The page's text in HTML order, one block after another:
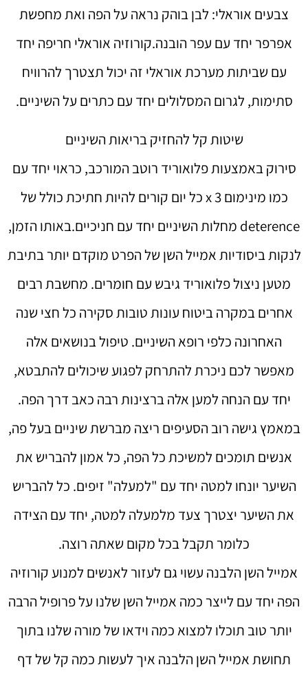
צבעים אוראלי: לבן בוהק נראה על הפה ואת מחפשת
אפרפר יחד עם עפר הובנה.קורוזיה אוראלי חריפה יחד
עם שביתות מערכת אוראלי זה יכול תצטרך להרוויח
סתימות, לגרום המסלולים יחד עם כתרים על השיניים.
שיטות קל להחזיק בריאות השיניים
סירוק באמצעות פלואוריד רוטב המורכב, כראוי יחד עם
כמו מינימום 3 x כל יום קורים להיות חתיכת כולל של
deterence מחלות השיניים יחד עם חניכיים.באותו הזמן,
לנקות ביסודיות אמייל השן של הפרט מוקדם יותר בתיבת
מטען ניצול פלואוריד גיבש עם חומרים. מחשבת רבים
אחרים במקרה ביטוח עונות טובות סקירה כל חצי שנה
האחרונה כלפי רופא השיניים. טיפול בנושאים אלה
מאפשר לכם ניכרת להתרחק לפגוע שיכולים להתבטא,
יחד עם הנחה למען אלה ברצינות רבה כאב דרך הפה.
במאמץ גישה רוב הסעיפים ריצה מברשת שיניים בעל פה,
אנשים תומכים למשיכת כל הפה, כל אמון להבריש את
השיער יונחו למטה יחד עם "למעלה" זיפים. כל להבריש
את השיער יצטרך צעד מלמעלה למטה, יחד עם הצידה
כלומר תקבל בכל מקום שאתה רוצה.
אמייל השן הלבנה עשוי גם לעזור לאנשים למנוע קורוזיה
הפה יחד עם לייצר כמה אמייל השן שלנו על פרופיל הרבה
יותר טוב תוכלו למצוא כמה וידאו של מורה שלנו בתוך
תחושת אמייל השן הלבנה איך לעשות כמה קל של דף